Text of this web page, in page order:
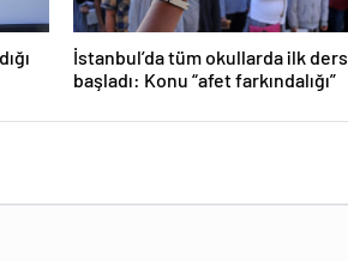
İstanbul’da tüm okullarda ilk ders
başladı: Konu “afet farkındalığı”